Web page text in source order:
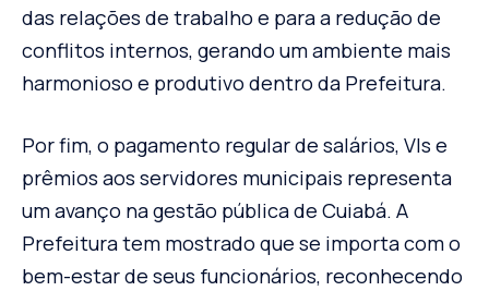
das relações de trabalho e para a redução de
conflitos internos, gerando um ambiente mais
harmonioso e produtivo dentro da Prefeitura.
Por fim, o pagamento regular de salários, VIs e
prêmios aos servidores municipais representa
um avanço na gestão pública de Cuiabá. A
Prefeitura tem mostrado que se importa com o
bem-estar de seus funcionários, reconhecendo